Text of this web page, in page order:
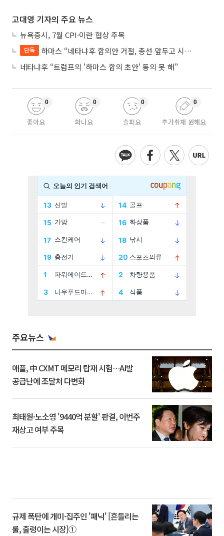
고대영 기자의 주요 뉴스
뉴욕증시, 7월 CPI·이란 협상 주목
단독
하마스 “네타냐후 합의안 거절, 총선 앞두고 시간 끌기”
네타냐후 “트럼프의 '하마스 합의 초안' 동의 못 해”
좋아요
0
화나요
0
슬퍼요
0
추가취재 원해요
0
주요뉴스
애플, 中 CXMT 메모리 탑재 시험…AI발
공급난에 조달처 다변화
최태원·노소영 '9440억 분할' 판결, 이번주
재상고 여부 주목
규제 폭탄에 개미·집주인 '패닉' [흔들리는
룰, 출렁이는 시장]①